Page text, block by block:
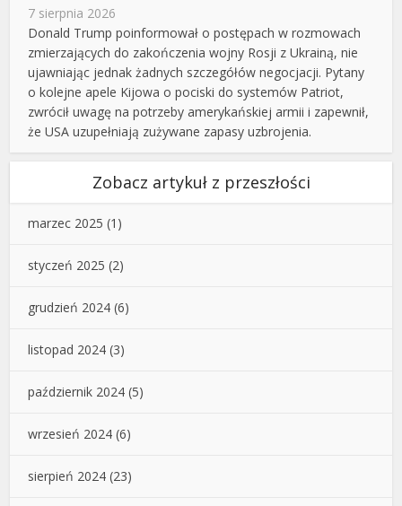
7 sierpnia 2026
Donald Trump poinformował o postępach w rozmowach
zmierzających do zakończenia wojny Rosji z Ukrainą, nie
ujawniając jednak żadnych szczegółów negocjacji. Pytany
o kolejne apele Kijowa o pociski do systemów Patriot,
zwrócił uwagę na potrzeby amerykańskiej armii i zapewnił,
że USA uzupełniają zużywane zapasy uzbrojenia.
Zobacz artykuł z przeszłości
marzec 2025 (1)
styczeń 2025 (2)
grudzień 2024 (6)
listopad 2024 (3)
październik 2024 (5)
wrzesień 2024 (6)
sierpień 2024 (23)